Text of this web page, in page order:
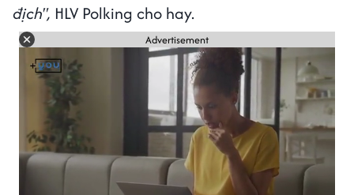
địch", HLV Polking cho hay.
Advertisement